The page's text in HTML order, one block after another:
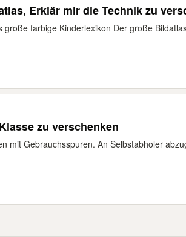
Erklär mir die Technik zu
große farbige Kinderlexikon Der große
1. Klasse zu verschenken
mit Gebrauchsspuren. An Selbstabholer